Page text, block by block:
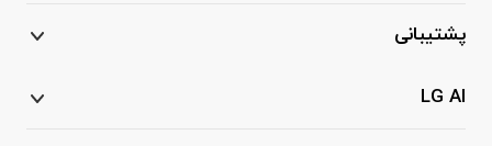
پشتیبانی
LG AI